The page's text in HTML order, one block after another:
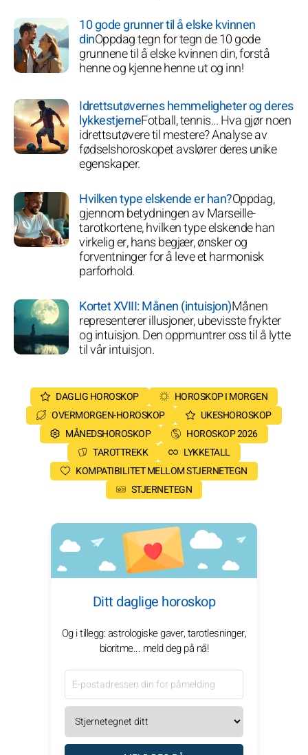
10 gode grunner til å elske kvinnen
dinOppdag tegn for tegn de 10 gode
grunnene til å elske kvinnen din, forstå
henne og kjenne henne ut og inn!
Idrettsutøvernes hemmeligheter og deres
lykkestjerneFotball, tennis... Hva gjør noen
idrettsutøvere til mestere? Analyse av
fødselshoroskopet avslører deres unike
egenskaper.
Hvilken type elskende er han?Oppdag,
gjennom betydningen av Marseille-
tarotkortene, hvilken type elskende han
virkelig er, hans begjær, ønsker og
forventninger for å leve et harmonisk
parforhold.
Kortet XVIII: Månen (intuisjon)Månen
representerer illusjoner, ubevisste frykter
og intuisjon. Den oppmuntrer oss til å lytte
til vår intuisjon.
DAGLIG HOROSKOP
HOROSKOP I MORGEN
OVERMORGEN-HOROSKOP
UKESHOROSKOP
MÅNEDSHOROSKOP
HOROSKOP 2026
TAROTTREKK
LYKKETALL
KOMPATIBILITET MELLOM STJERNETEGN
STJERNETEGN
Ditt daglige horoskop
Og i tillegg: astrologiske gaver, tarotlesninger,
bioritme... meld deg på nå!